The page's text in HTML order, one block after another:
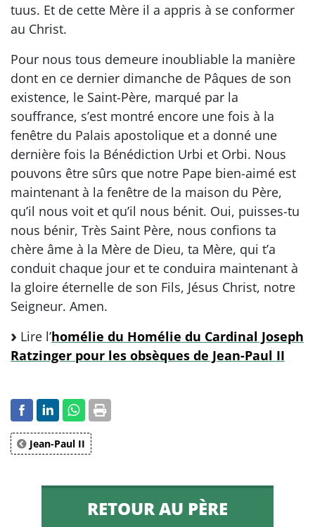
tuus. Et de cette Mère il a appris à se conformer
au Christ.
Pour nous tous demeure inoubliable la manière
dont en ce dernier dimanche de Pâques de son
existence, le Saint-Père, marqué par la
souffrance, s’est montré encore une fois à la
fenêtre du Palais apostolique et a donné une
dernière fois la Bénédiction Urbi et Orbi. Nous
pouvons être sûrs que notre Pape bien-aimé est
maintenant à la fenêtre de la maison du Père,
qu’il nous voit et qu’il nous bénit. Oui, puisses-tu
nous bénir, Très Saint Père, nous confions ta
chère âme à la Mère de Dieu, ta Mère, qui t’a
conduit chaque jour et te conduira maintenant à
la gloire éternelle de son Fils, Jésus Christ, notre
Seigneur. Amen.
Lire l’homélie du Homélie du Cardinal Joseph
Ratzinger pour les obsèques de Jean-Paul II
Jean-Paul II
RETOUR AU PÈRE